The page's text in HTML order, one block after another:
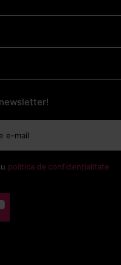
politica de confidențialitate